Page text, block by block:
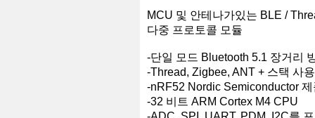
MCU 및 안테나가있는 BLE /
다중 프로토콜 모듈
-단일 모드 Bluetooth 5.1 장거리
-Thread, Zigbee, ANT + 스택 사
-nRF52 Nordic Semiconductor
-32 비트 ARM Cortex M4 CPU